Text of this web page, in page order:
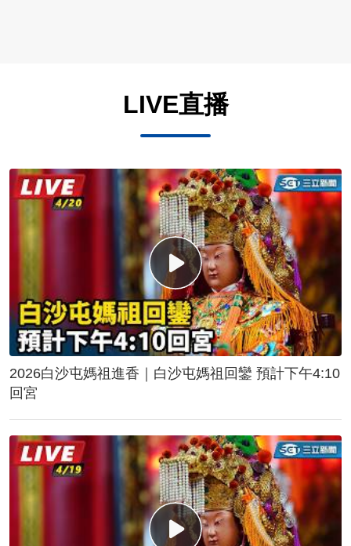
LIVE直播
2026白沙屯媽祖進香｜白沙屯媽祖回鑾 預計下午4:10
回宮